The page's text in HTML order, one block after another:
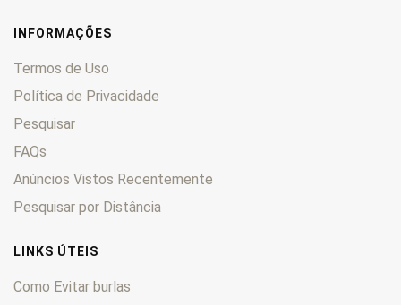
SSK 0
Street Triple
T 0
Thruxton
Tiger 0
Trident 0
TRW 0
TSS 0
INFORMAÇÕES
Termos de Uso
Política de Privacidade
Pesquisar
FAQs
Anúncios Vistos Recentemente
Pesquisar por Distância
LINKS ÚTEIS
Como Evitar burlas